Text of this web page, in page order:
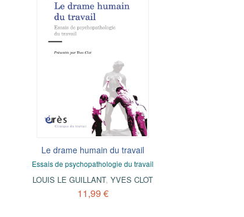
Le drame humain du travail
Essais de psychopathologie du travail
LOUIS LE GUILLANT,YVES CLOT
11,99 €